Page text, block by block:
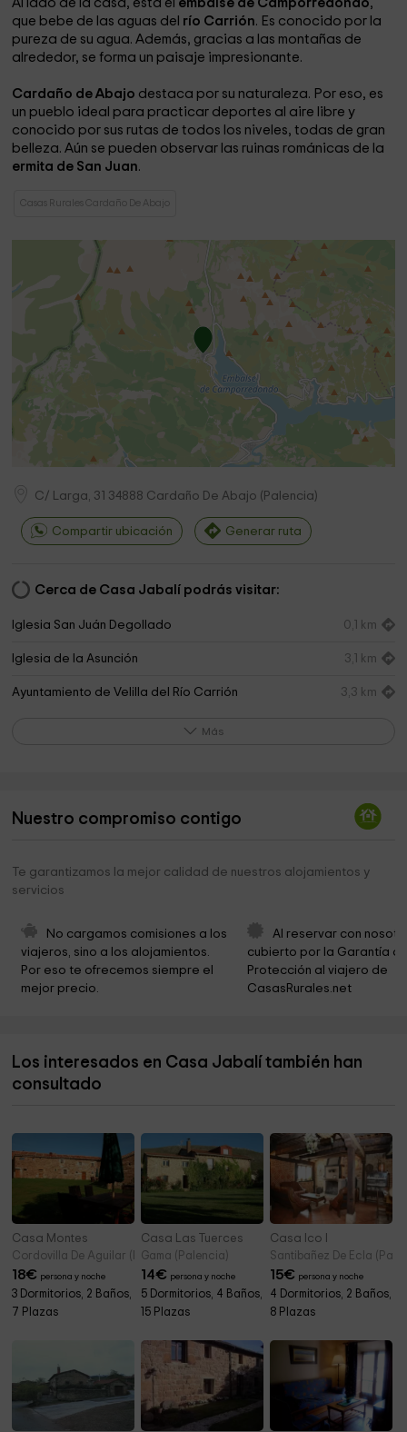
Al lado de la casa, está el embalse de Camporredondo,
que bebe de las aguas del río Carrión. Es conocido por la
pureza de su agua. Además, gracias a las montañas de
alrededor, se forma un paisaje impresionante.
Cardaño de Abajo destaca por su naturaleza. Por eso, es
un pueblo ideal para practicar deportes al aire libre y
conocido por sus rutas de todos los niveles, todas de gran
belleza. Aún se pueden observar las ruinas románicas de la
ermita de San Juan.
Casas Rurales Cardaño De Abajo
C/ Larga, 31 34888 Cardaño De Abajo ( Palencia)
Compartir ubicación Generar ruta
Cerca de Casa Jabalí podrás visitar:
Iglesia San Juán Degollado 0,1 km
Iglesia de la Asunción 3,1 km
Ayuntamiento de Velilla del Río Carrión 3,3 km
Iglesia de San Justo and Pastor
Iglesia El Salvador 6,7 km
Iglesia de Nuestra Señora de la Asunción
Iglesia de San Martín de Tours
Mirador Alto De La Varga
Iglesia de Santa Lucía 11,1 km
Parroquia de El Salvador 11,8 km
Más
Nuestro compromiso contigo
Te garantizamos la mejor calidad de nuestros alojamientos y
servicios
No cargamos comisiones a los
viajeros, sino a los alojamientos.
Por eso te ofrecemos siempre el
mejor precio.
Al reservar con
cubierto por la Garantía
Protección al viajero de
CasasRurales.net
Los interesados en Casa Jabalí también han
consultado
Casa Montes
Cordovilla De Aguilar (Palencia)
18€ persona y noche
3 Dormitorios, 2 Baños,
7 Plazas
Casa Las Tuerces
Gama (Palencia)
14€ persona y noche
5 Dormitorios, 4 Baños,
15 Plazas
Casa Ico I
Santibañez De Ecla
15€ persona y noche
4 Dormitorios, 2 Baños,
8 Plazas